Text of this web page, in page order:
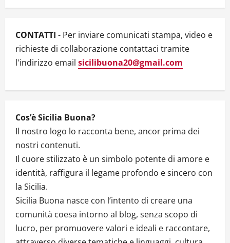
CONTATTI - Per inviare comunicati stampa, video e
richieste di collaborazione contattaci tramite
l'indirizzo email sicilibuona20@gmail.com
Cos’è Sicilia Buona?
Il nostro logo lo racconta bene, ancor prima dei
nostri contenuti.
Il cuore stilizzato è un simbolo potente di amore e
identità, raffigura il legame profondo e sincero con
la Sicilia.
Sicilia Buona nasce con l’intento di creare una
comunità coesa intorno al blog, senza scopo di
lucro, per promuovere valori e ideali e raccontare,